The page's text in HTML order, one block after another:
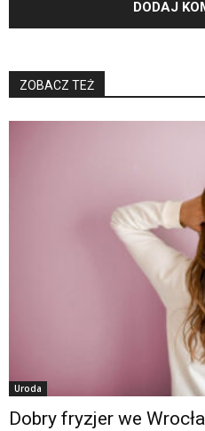
ZOBACZ TEŻ
Uroda
Dobry fryzjer we